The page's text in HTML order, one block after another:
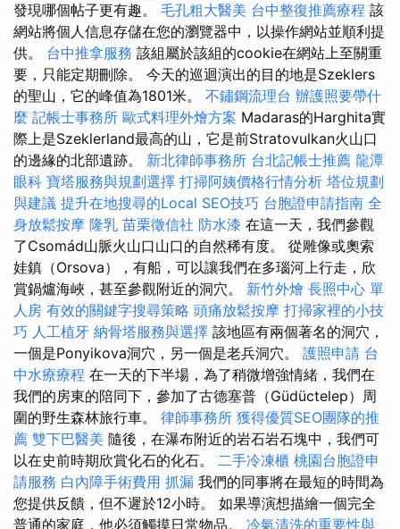
發現哪個帖子更有趣。 毛孔粗大醫美 台中整復推薦療程 該
網站將個人信息存儲在您的瀏覽器中，以操作網站並順利提
供。 台中推拿服務 該組屬於該組的cookie在網站上至關重
要，只能定期刪除。 今天的巡迴演出的目的地是Szeklers
的聖山，它的峰值為1801米。 不鏽鋼流理台 辦護照要帶什
麼 記帳士事務所 歐式料理外燴方案 Madaras的Harghita實
際上是Szeklerland最高的山，它是前Stratovulkan火山口
的邊緣的北部遺跡。 新北律師事務所 台北記帳士推薦 龍潭
眼科 寶塔服務與規劃選擇 打掃阿姨價格行情分析 塔位規劃
與建議 提升在地搜尋的Local SEO技巧 台胞證申請指南 全
身放鬆按摩 隆乳 苗栗徵信社 防水漆 在這一天，我們參觀
了Csomád山脈火山口山口的自然稀有度。 從雕像或奧索
娃鎮（Orsova），有船，可以讓我們在多瑙河上行走，欣
賞鍋爐海峽，甚至參觀附近的洞穴。 新竹外燴 長照中心 單
人房 有效的關鍵字搜尋策略 頭痛放鬆按摩 打掃家裡的小技
巧 人工植牙 納骨塔服務與選擇 該地區有兩個著名的洞穴，
一個是Ponyikova洞穴，另一個是老兵洞穴。 護照申請 台
中水療療程 在一天的下半場，為了稍微增強情緒，我們在
我們的房東的陪同下，參加了古德塞普（Güdüctelep）周
圍的野生森林旅行車。 律師事務所 獲得優質SEO團隊的推
薦 雙下巴醫美 隨後，在瀑布附近的岩石岩石塊中，我們可
以在史前時期欣賞化石的化石。 二手冷凍櫃 桃園台胞證申
請服務 白內障手術費用 抓漏 我們的同事將在最短的時間為
您提供反饋，但不遲於12小時。 如果導演想描繪一個完全
普通的家庭，他必須觸摸日常物品。 冷氣清洗的重要性與